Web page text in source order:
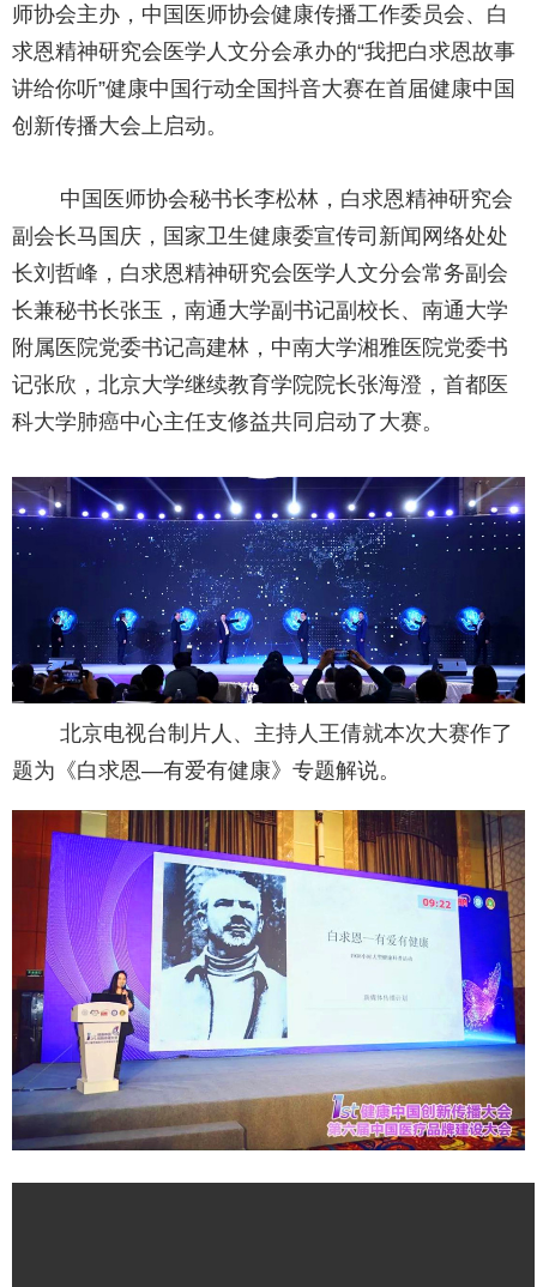
师协会主办，中国医师协会健康传播工作委员会、白
求恩精神研究会医学人文分会承办的“我把白求恩故事
讲给你听”健康中国行动全国抖音大赛在首届健康中国
创新传播大会上启动。
中国医师协会秘书长李松林，白求恩精神研究会
副会长马国庆，国家卫生健康委宣传司新闻网络处处
长刘哲峰，白求恩精神研究会医学人文分会常务副会
长兼秘书长张玉，南通大学副书记副校长、南通大学
附属医院党委书记高建林，中南大学湘雅医院党委书
记张欣，北京大学继续教育学院院长张海澄，首都医
科大学肺癌中心主任支修益共同启动了大赛。
北京电视台制片人、主持人王倩就本次大赛作了
题为《白求恩—有爱有健康》专题解说。